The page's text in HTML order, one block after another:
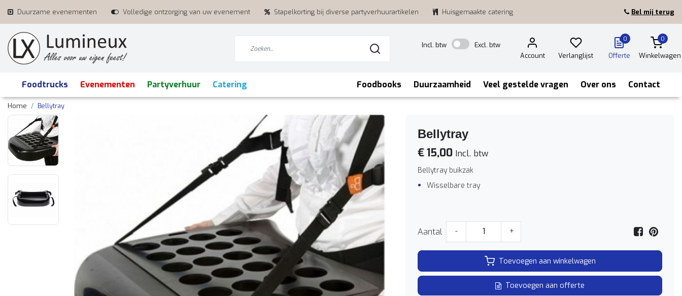
Duurzame evenementen Volledige ontzorging van uw evenement Stapelkorting bij diverse partyverhuurartikelen Huisgemaakte catering Bel mij terug
Incl. btw
Excl. btw
Account
Verlanglijst
0
Offerte
0
Winkelwagen
Foodtrucks Evenementen Partyverhuur Catering Foodbooks Duurzaamheid Veel gestelde vragen Over ons Contact
Home Bellytray
Bellytray
€ 15,00 Incl. btw
Bellytray buikzak
Wisselbare tray
Aantal - +
Toevoegen aan winkelwagen
Toevoegen aan offerte